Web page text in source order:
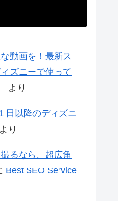
動画を！最新ス
ズニーで使って
より
日以降のディズニ
より
るなら。超広角
Best SEO Service